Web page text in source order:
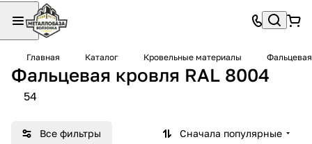
Главная Каталог Кровельные материалы
Фальцевая кровля RAL 8004
54
Все фильтры Сначала популярные